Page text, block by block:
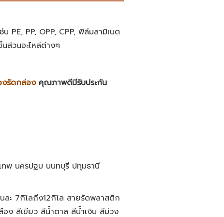
PE, PP, OPP, CPP, ฟิล์มลามิเนต
ส่วนอะไหล่ต่างๆ
งรัดกล่องคุณภาพดีมีรับประกัน
ทพ นครปฐม นนทบุรี ปทุมธานี
ะ 7กิโลถึง12กิโล สายรัดพลาสติก
ง สีเขียว สีน้ำตาล สีน้ำเงิน สีม่วง